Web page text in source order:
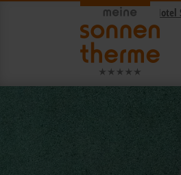
Navigation überspringen
Sonnentherme